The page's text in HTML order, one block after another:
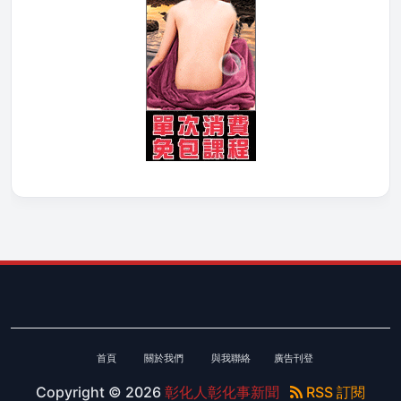
首頁 關於我們 與我聯絡 廣告刊登
Copyright © 2026 彰化人彰化事新聞 RSS 訂閱